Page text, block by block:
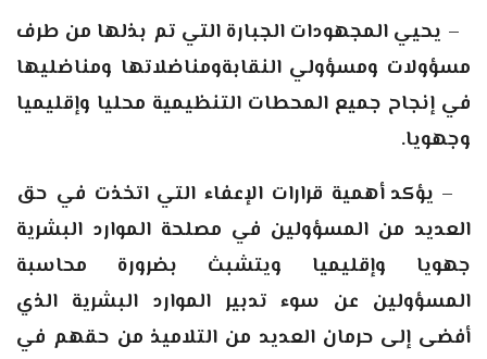
– يحيي المجهودات الجبارة التي تم بذلها من طرف
مسؤولات ومسؤولي النقابةومناضلاتها ومناضليها
في إنجاح جميع المحطات التنظيمية محليا وإقليميا
وجهويا.
– يؤكد أهمية قرارات الإعفاء التي اتخذت في حق
العديد من المسؤولين في مصلحة الموارد البشرية
جهويا وإقليميا ويتشبث بضرورة محاسبة
المسؤولين عن سوء تدبير الموارد البشرية الذي
أفضى إلى حرمان العديد من التلاميذ من حقهم في